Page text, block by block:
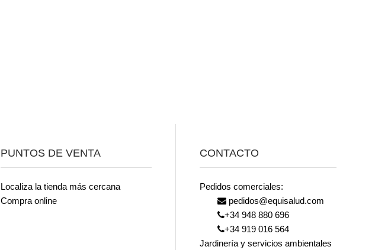
PUNTOS DE VENTA
Localiza la tienda más cercana
Compra online
CONTACTO
Pedidos comerciales:
pedidos@equisalud.com
+34 948 880 696
+34 919 016 564
Jardinería y servicios ambientales